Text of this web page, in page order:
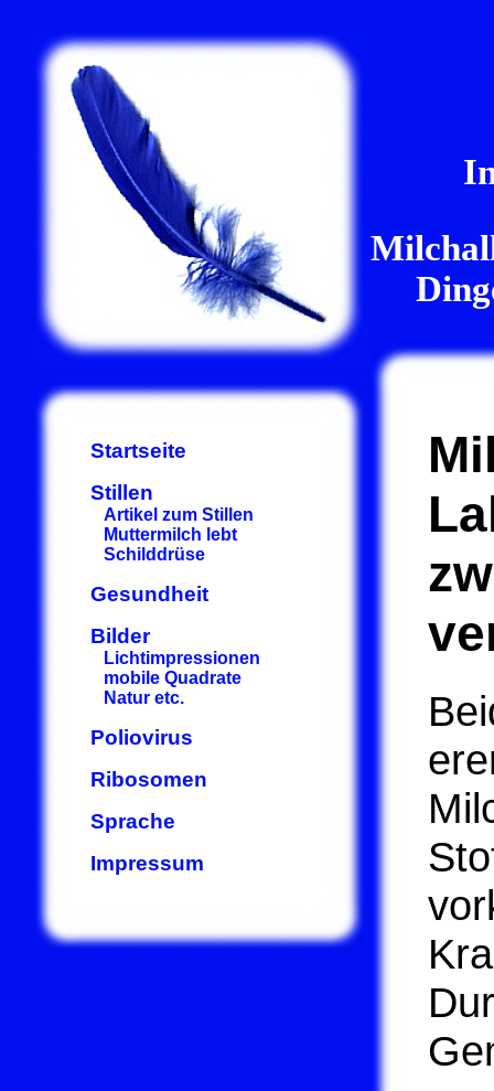
Startseite
Stillen
Artikel zum Stillen
Muttermilch lebt
Schilddrüse
Gesundheit
Bilder
Lichtimpressionen
mobile Quadrate
Natur etc.
Poliovirus
Ribosomen
Sprache
Impressum